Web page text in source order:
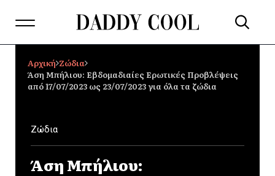
Αρχική Ζώδια
Άση Μπήλιου: Εβδομαδιαίες Ερωτικές Προβλέψεις
από 17/07/2023 ως 23/07/2023 για όλα τα ζώδια
Ζώδια
Άση Μπήλιου: